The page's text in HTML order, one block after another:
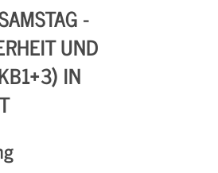
-
UND
IN